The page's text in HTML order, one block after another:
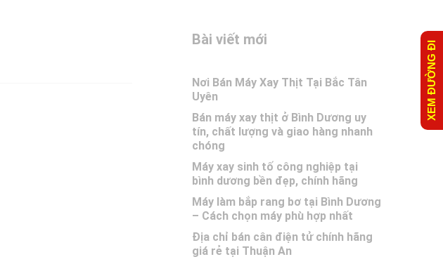
Bài viết mới
Nơi Bán Máy Xay Thịt Tại Bắc Tân
Uyên
Bán máy xay thịt ở Bình Dương uy
tín, chất lượng và giao hàng nhanh
chóng
Máy xay sinh tố công nghiệp tại
bình dương bền đẹp, chính hãng
Máy làm bắp rang bơ tại Bình Dương
– Cách chọn máy phù hợp nhất
Địa chỉ bán cân điện tử chính hãng
giá rẻ tại Thuận An
XEM ĐƯỜNG ĐI